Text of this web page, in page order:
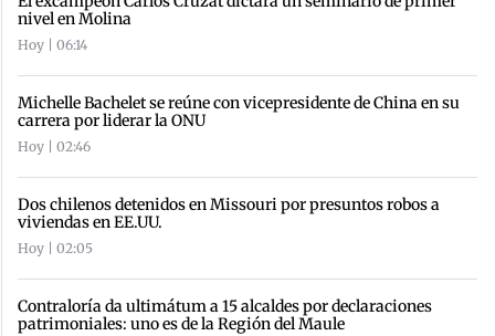
nivel en Molina
Hoy | 06:14
Michelle Bachelet se reúne con vicepresidente de China en su
carrera por liderar la ONU
Hoy | 02:46
Dos chilenos detenidos en Missouri por presuntos robos a
viviendas en EE.UU.
Hoy | 02:05
Contraloría da ultimátum a 15 alcaldes por declaraciones
patrimoniales: uno es de la Región del Maule